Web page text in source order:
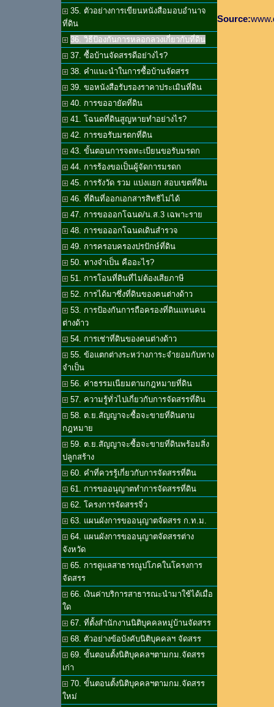
35. ตัวอย่างการเขียนหนังสือมอบอำนาจ
ที่ดิน
36. วิธีป้องกันการหลอกลวงเกี่ยวกับที่ดิน
37. ซื้อบ้านจัดสรรดีอย่างไร?
38. คำแนะนำในการซื้อบ้านจัดสรร
39. ขอหนังสือรับรองราคาประเมินที่ดิน
40. การขออายัดที่ดิน
41. โฉนดที่ดินสูญหายทำอย่างไร?
42. การขอรับมรดกที่ดิน
43. ขั้นตอนการจดทะเบียนขอรับมรดก
44. การร้องขอเป็นผู้จัดการมรดก
45. การรังวัด รวม แบ่งแยก สอบเขตที่ดิน
46. ที่ดินที่ออกเอกสารสิทธิไม่ได้
47. การขอออกโฉนด/น.ส.3 เฉพาะราย
48. การขอออกโฉนดเดินสำรวจ
49. การครอบครองปรปักษ์ที่ดิน
50. ทางจำเป็น คืออะไร?
51. การโอนที่ดินที่ไม่ต้องเสียภาษี
52. การได้มาซึ่งที่ดินของคนต่างด้าว
53. การป้องกันการถือครองที่ดินแทนคน
ต่างด้าว
54. การเช่าที่ดินของคนต่างด้าว
55. ข้อแตกต่างระหว่างภาระจำยอมกับทาง
จำเป็น
56. ค่าธรรมเนียมตามกฎหมายที่ดิน
57. ความรู้ทั่วไปเกี่ยวกับการจัดสรรที่ดิน
58. ต.ย.สัญญาจะซื้อจะขายที่ดินตาม
กฎหมาย
59. ต.ย.สัญญาจะซื้อจะขายที่ดินพร้อมสิ่ง
ปลูกสร้าง
60. คำที่ควรรู้เกี่ยวกับการจัดสรรที่ดิน
61. การขออนุญาตทำการจัดสรรที่ดิน
62. โครงการจัดสรรจิ๋ว
63. แผนผังการขออนุญาตจัดสรร ก.ท.ม.
64. แผนผังการขออนุญาตจัดสรรต่าง
จังหวัด
65. การดูแลสาธารณูปโภคในโครงการ
จัดสรร
66. เงินค่าบริการสาธารณะนำมาใช้ได้เมื่อ
ใด
67. ที่ตั้งสำนักงานนิติบุคคลหมู่บ้านจัดสรร
68. ตัวอย่างข้อบังคับนิติบุคคลฯ จัดสรร
69. ขั้นตอนตั้งนิติบุคคลฯตามกม.จัดสรร
เก่า
70. ขั้นตอนตั้งนิติบุคคลฯตามกม.จัดสรร
ใหม่
Source: